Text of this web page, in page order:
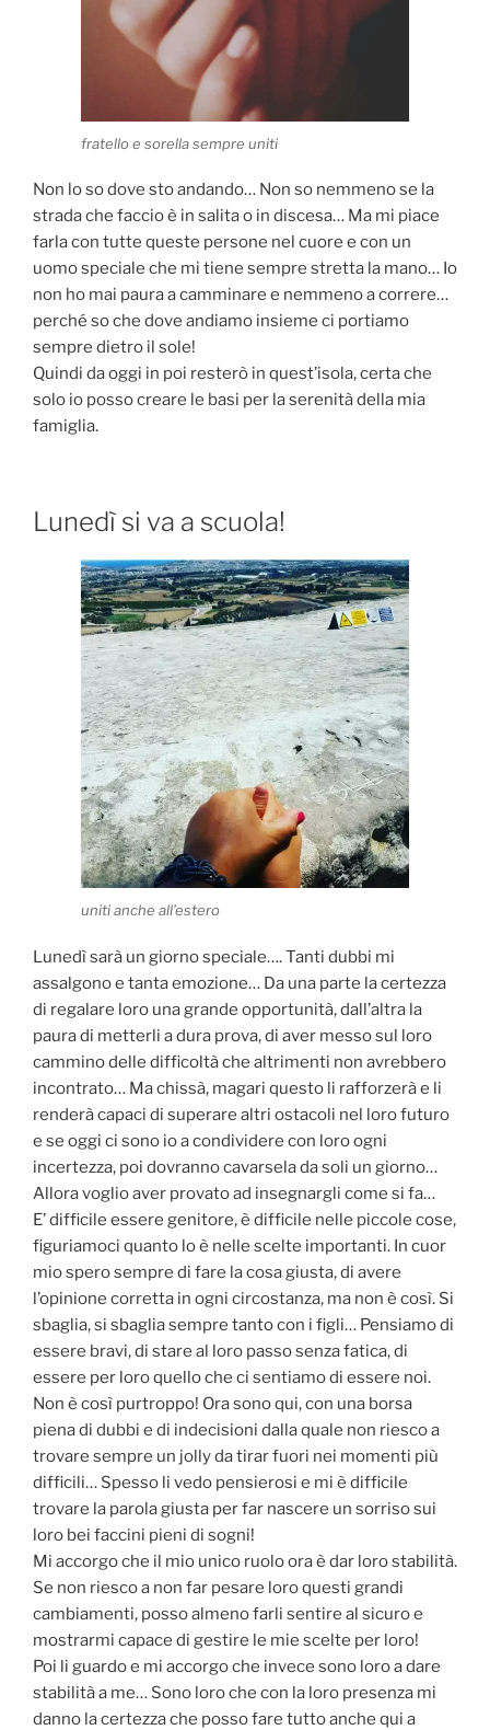
fratello e sorella sempre uniti
Non lo so dove sto andando… Non so nemmeno se la
strada che faccio è in salita o in discesa… Ma mi piace
farla con tutte queste persone nel cuore e con un
uomo speciale che mi tiene sempre stretta la mano… Io
non ho mai paura a camminare e nemmeno a correre…
perché so che dove andiamo insieme ci portiamo
sempre dietro il sole!
Quindi da oggi in poi resterò in quest’isola, certa che
solo io posso creare le basi per la serenità della mia
famiglia.
Lunedì si va a scuola!
uniti anche all’estero
Lunedì sarà un giorno speciale…. Tanti dubbi mi
assalgono e tanta emozione… Da una parte la certezza
di regalare loro una grande opportunità, dall’altra la
paura di metterli a dura prova, di aver messo sul loro
cammino delle difficoltà che altrimenti non avrebbero
incontrato… Ma chissà, magari questo li rafforzerà e li
renderà capaci di superare altri ostacoli nel loro futuro
e se oggi ci sono io a condividere con loro ogni
incertezza, poi dovranno cavarsela da soli un giorno…
Allora voglio aver provato ad insegnargli come si fa…
E’ difficile essere genitore, è difficile nelle piccole cose,
figuriamoci quanto lo è nelle scelte importanti. In cuor
mio spero sempre di fare la cosa giusta, di avere
l’opinione corretta in ogni circostanza, ma non è così. Si
sbaglia, si sbaglia sempre tanto con i figli… Pensiamo di
essere bravi, di stare al loro passo senza fatica, di
essere per loro quello che ci sentiamo di essere noi.
Non è così purtroppo! Ora sono qui, con una borsa
piena di dubbi e di indecisioni dalla quale non riesco a
trovare sempre un jolly da tirar fuori nei momenti più
difficili… Spesso li vedo pensierosi e mi è difficile
trovare la parola giusta per far nascere un sorriso sui
loro bei faccini pieni di sogni!
Mi accorgo che il mio unico ruolo ora è dar loro stabilità.
Se non riesco a non far pesare loro questi grandi
cambiamenti, posso almeno farli sentire al sicuro e
mostrarmi capace di gestire le mie scelte per loro!
Poi li guardo e mi accorgo che invece sono loro a dare
stabilità a me… Sono loro che con la loro presenza mi
danno la certezza che posso fare tutto anche qui a